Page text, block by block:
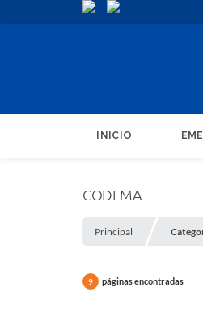
INICIO
CODEMA
Principal
9 páginas encontradas